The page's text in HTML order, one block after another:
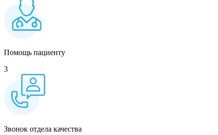
Помощь пациенту
3
Звонок отдела качества